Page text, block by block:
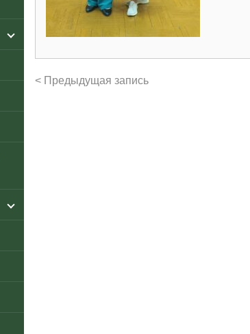
< Предыдущая запись